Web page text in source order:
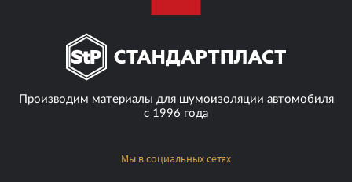
Производим материалы для шумоизоляции автомобиля
с 1996 года
Мы в социальных сетях